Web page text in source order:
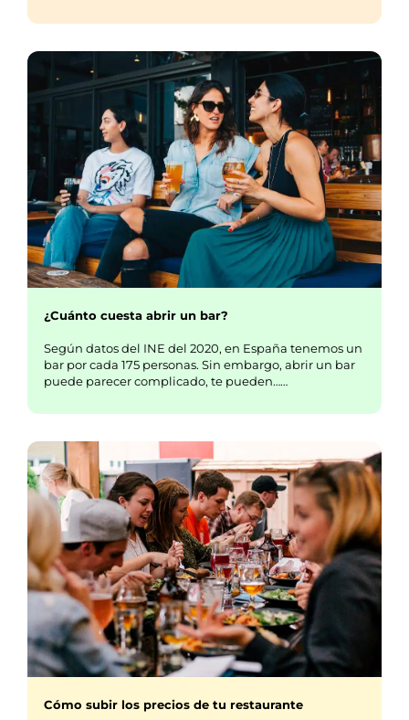
¿Cuánto cuesta abrir un bar?
Según datos del INE del 2020, en España tenemos un
bar por cada 175 personas. Sin embargo, abrir un bar
puede parecer complicado, te pueden……
Cómo subir los precios de tu restaurante